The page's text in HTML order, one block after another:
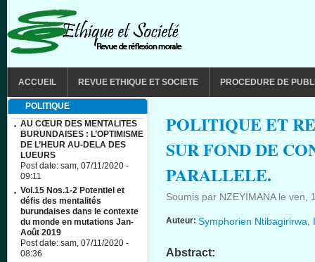
ACCUEIL REVUE ETHIQUE ET SOCIETE PROCEDURE DE
POLITIQUE ET
SUR FOND DE
PARALLELE.
Soumis par NZEYIMANAle ven,
Auteur: Symphorien Ntibagirirwa,
Abstract:
POLITIQUE
AU CŒUR DES MENTALITES
BURUNDAISES : L’OPTIMISME
DE L’HEUR AU-DELA DES
LUEURS
Post date: sam, 07/11/2020 -
09:11
Vol.15 Nos.1-2 Potentiel et
défis des mentalités
burundaises dans le contexte
du monde en mutations Jan-
Août 2019
Post date: sam, 07/11/2020 -
08:36